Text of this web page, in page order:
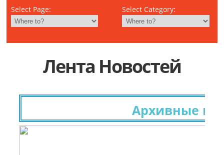
Select Page: Select Category:
Лента Новостей
Архивные